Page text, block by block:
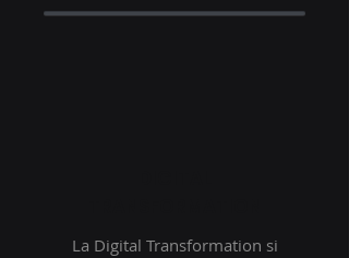
La Digital Transformation si